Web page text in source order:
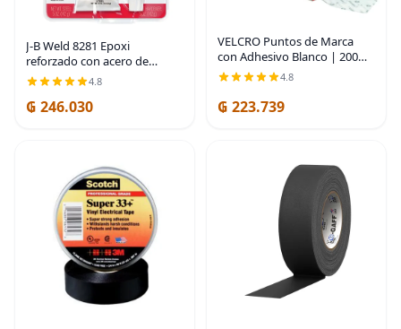
J-B Weld 8281 Epoxi
reforzado con acero de
tamaño profesional -
Endurecedor y paquete de
acero - 10 oz
4.8
₲ 246.030
VELCRO Puntos de Marca
con Adhesivo Blanco | 200
Paq | Círculos de 3/4" |
Cierres Redondos de Gancho
y Bucle con Respaldo
Adhesivo para Organizar,
4.8
₲ 223.739